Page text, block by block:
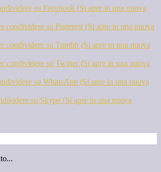
su Facebook (Si apre in una nuova
condividere su Pinterest (Si apre in una nuova
condividere su Tumblr (Si apre in una nuova
condividere su Twitter (Si apre in una nuova
su WhatsApp (Si apre in una nuova
su Skype (Si apre in una nuova